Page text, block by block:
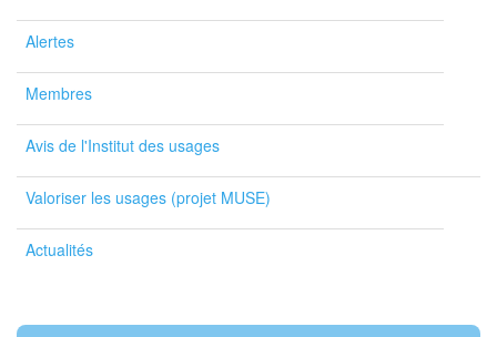
Alertes
Membres
Avis de l'Institut des usages
Valoriser les usages (projet MUSE)
Actualités